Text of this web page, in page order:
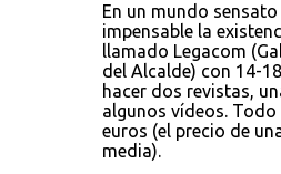
En un mundo
impensable la
llamado Legacom
del Alcalde) con 14-
hacer dos revistas,
algunos vídeos.
euros (el precio de
media).